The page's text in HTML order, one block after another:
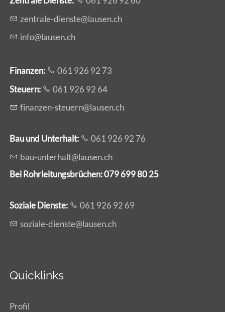
z ntr l -d nst l s nch
nf
l s nch
Finanzen:
061 926 92 73
Steuern:
061 926 92 64
f n nz n-st rn l s nch
Bau und Unterhalt:
061 926 92 76
b
- nt rh lt l s nch
Bei Rohrleitungsbrüchen: 079 699 80 25
Soziale Dienste:
061 926 92 69
s z l -d nst l s nch
Quicklinks
Profil